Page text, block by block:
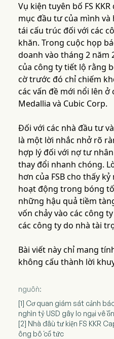
Vụ kiện tuyên bố FS
mục đầu tư của mình và
tái cấu trúc đối với các
khăn. Trong cuộc họp
doanh vào tháng 2 năm
của công ty tiết lộ rằng
cờ trước đó chỉ chiếm
các vấn đề mới nổi lên
Medallia và Cubic Corp.
Đối với các nhà đầu tư
là một lời nhắc nhở rõ
hợp lý đối với nợ tư
thay đổi nhanh chóng.
hơn của FSB cho thấy
hoạt động trong bóng
những hậu quả tiềm
vốn chảy vào các công
các công ty do nhà tài
Bài viết này chỉ mang
không cấu thành lời
nguồn:
[1] Cơ quan giám sát cảnh
nghìn tỷ USD gây lo ngại về
[2] Nhà đầu tư kiện FS KKR
ông bố cổ tức